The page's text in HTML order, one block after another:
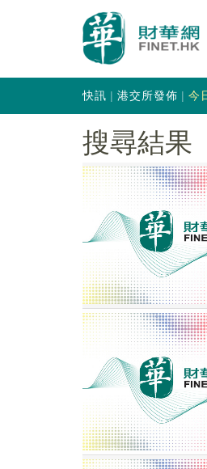
快訊 港交所發佈 今
搜尋結果